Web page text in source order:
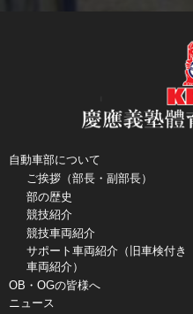
自動車部について
ご挨拶（部長・副部長）
部の歴史
競技紹介
競技車両紹介
サポート車両紹介（旧車検付き
車両紹介）
OB・OGの皆様へ
ニュース